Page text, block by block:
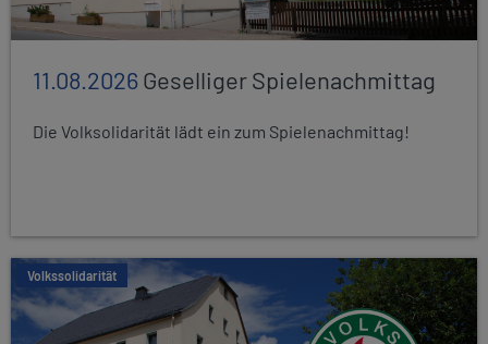
11.08.2026Geselliger Spielenachmittag
Die Volksolidarität lädt ein zum Spielenachmittag!
Volkssolidarität